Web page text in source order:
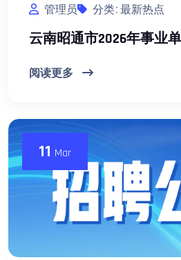
管理员 分类: 最新热点
阅读更多
11 Mar